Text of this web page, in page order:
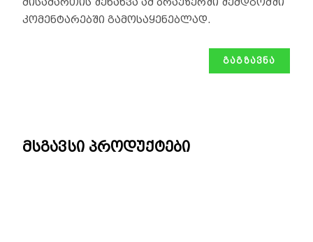
მისამართის შენახვა ამ ბრაუზერში შემდგომში
კომენტარებში გამოსაყენებლად.
მსგავსი პროდუქტები